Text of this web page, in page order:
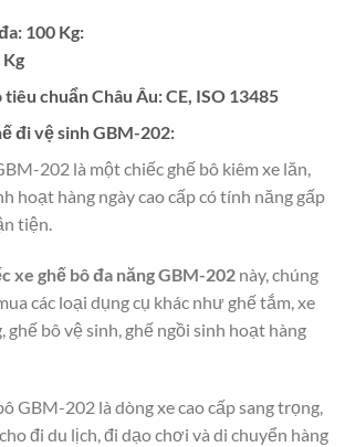
100 Kg:
chuẩn Châu Âu: CE, ISO 13485
đi vệ sinh GBM-202:
202 là một chiếc ghế bô kiêm xe lăn,
hoạt hàng ngày cao cấp có tính năng gấp
tiện.
xe ghế bô đa năng GBM-202 này, chúng
các loại dụng cụ khác như ghế tắm, xe
bô vệ sinh, ghế ngồi sinh hoạt hàng
GBM-202 là dòng xe cao cấp sang trọng,
đi du lịch, đi dạo chơi và di chuyển hàng